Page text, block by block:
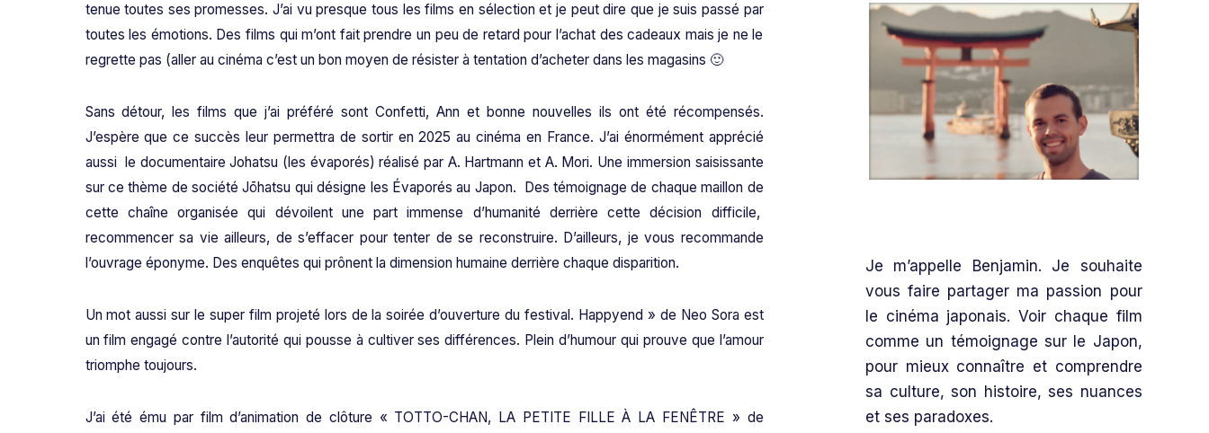
tenue toutes ses promesses. J’ai vu presque tous les films en sélection et je peut dire que je suis passé par
toutes les émotions. Des films qui m’ont fait prendre un peu de retard pour l’achat des cadeaux mais je ne le
regrette pas (aller au cinéma c’est un bon moyen de résister à tentation d’acheter dans les magasins 🙂
Sans détour, les films que j’ai préféré sont Confetti, Ann et bonne nouvelles ils ont été récompensés.
J’espère que ce succès leur permettra de sortir en 2025 au cinéma en France. J’ai énormément apprécié
aussi le documentaire Johatsu (les évaporés) réalisé par A. Hartmann et A. Mori. Une immersion saisissante
sur ce thème de société Jōhatsu qui désigne les Évaporés au Japon. Des témoignage de chaque maillon de
cette chaîne organisée qui dévoilent une part immense d’humanité derrière cette décision difficile,
recommencer sa vie ailleurs, de s’effacer pour tenter de se reconstruire. D’ailleurs, je vous recommande
l’ouvrage éponyme. Des enquêtes qui prônent la dimension humaine derrière chaque disparition.
Un mot aussi sur le super film projeté lors de la soirée d’ouverture du festival. Happyend » de Neo Sora est
un film engagé contre l’autorité qui pousse à cultiver ses différences. Plein d’humour qui prouve que l’amour
triomphe toujours.
J’ai été ému par film d’animation de clôture « TOTTO-CHAN, LA PETITE FILLE À LA FENÊTRE » de
Je m’appelle Benjamin. Je souhaite
vous faire partager ma passion pour
le cinéma japonais. Voir chaque film
comme un témoignage sur le Japon,
pour mieux connaître et comprendre
sa culture, son histoire, ses nuances
et ses paradoxes.